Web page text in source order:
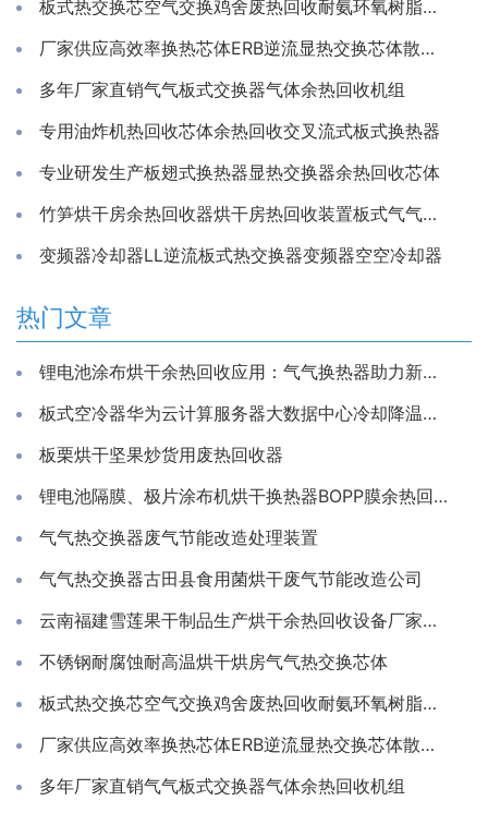
板式热交换芯空气交换鸡舍废热回收耐氨环氧树脂通风除湿换热
厂家供应高效率换热芯体ERB逆流显热交换芯体散热器
多年厂家直销气气板式交换器气体余热回收机组
专用油炸机热回收芯体余热回收交叉流式板式换热器
专业研发生产板翅式换热器显热交换器余热回收芯体
竹笋烘干房余热回收器烘干房热回收装置板式气气换热器工厂
变频器冷却器LL逆流板式热交换器变频器空空冷却器
热门文章
锂电池涂布烘干余热回收应用：气气换热器助力新能源生产节能降耗
板式空冷器华为云计算服务器大数据中心冷却降温换散热装置制冷藏库房系统冷能量回收器
板栗烘干坚果炒货用废热回收器
锂电池隔膜、极片涂布机烘干换热器BOPP膜余热回收装置
气气热交换器废气节能改造处理装置
气气热交换器古田县食用菌烘干废气节能改造公司
云南福建雪莲果干制品生产烘干余热回收设备厂家推荐亲水铝箔换热芯
不锈钢耐腐蚀耐高温烘干烘房气气热交换芯体
板式热交换芯空气交换鸡舍废热回收耐氨环氧树脂通风除湿换热
厂家供应高效率换热芯体ERB逆流显热交换芯体散热器
多年厂家直销气气板式交换器气体余热回收机组